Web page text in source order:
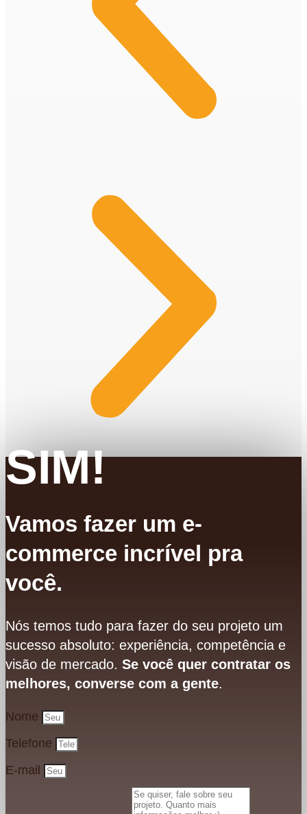
SIM!
Vamos fazer um e-
commerce incrível pra
você.
Nós temos tudo para fazer do seu projeto um
sucesso absoluto: experiência, competência e
visão de mercado. Se você quer contratar os
melhores, converse com a gente.
Nome
Telefone
E-mail